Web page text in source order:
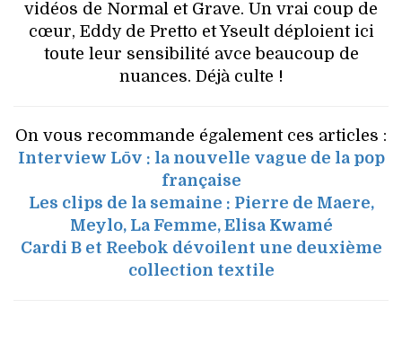
vidéos de Normal et Grave. Un vrai coup de
cœur, Eddy de Pretto et Yseult déploient ici
toute leur sensibilité avce beaucoup de
nuances. Déjà culte !
On vous recommande également ces articles :
Interview Lōv : la nouvelle vague de la pop
française
Les clips de la semaine : Pierre de Maere,
Meylo, La Femme, Elisa Kwamé
Cardi B et Reebok dévoilent une deuxième
collection textile